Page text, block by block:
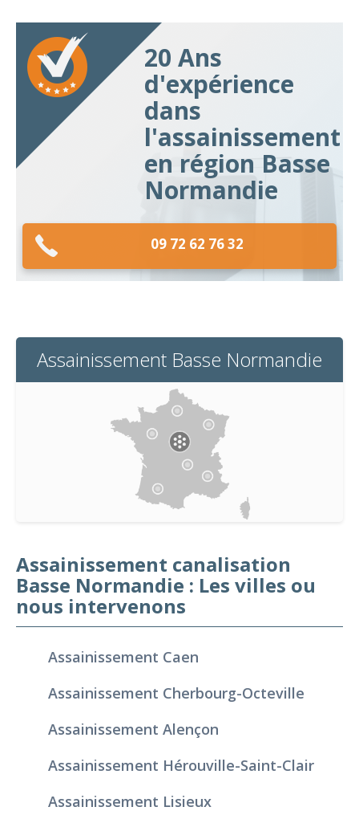
20 Ans
d'expérience
dans
l'assainissement
en région Basse
Normandie
09 72 62 76 32
Assainissement Basse Normandie
Assainissement canalisation
Basse Normandie : Les villes ou
nous intervenons
Assainissement Caen
Assainissement Cherbourg-Octeville
Assainissement Alençon
Assainissement Hérouville-Saint-Clair
Assainissement Lisieux